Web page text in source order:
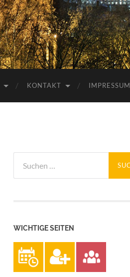
KONTAKT IMPRESSUM
nach:
WICHTIGE SEITEN